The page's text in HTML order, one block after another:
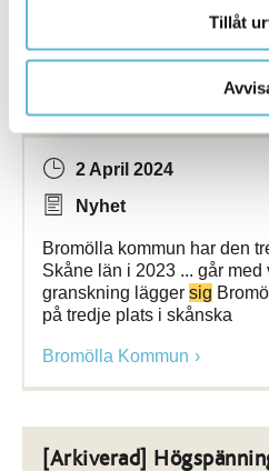
Tillåt
[Arkiverad] Företagen i
åter på skånska
2 April 2024
Nyhet
Bromölla kommun har den
Skåne län i 2023 ... går
granskning lägger sig
på tredje plats i skånska
Bromölla Kommun
[Arkiverad]